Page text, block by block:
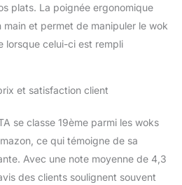
wok d'extérieur est
conçu pour être
utilisé comme wok
grillades.
Avec la carbon steel
Yosukata, vous
pouvez, en plus
des sautés, cuisiner
plats. La poignée ergonomique
main et permet de manipuler le wok
lorsque celui-ci est rempli
et satisfaction client
se classe 19ème parmi les woks
ce qui témoigne de sa
Avec une note moyenne de 4,3
des clients soulignent souvent